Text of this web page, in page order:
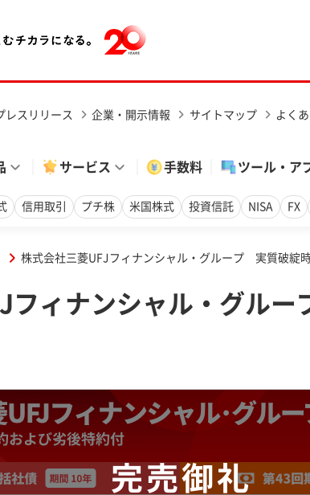
レスリリース 企業・開示情報 サイトマップ よく
サービス 手数料 ツール・ア
信用取引 プチ株 米国株式 投資信託 NISA FX
株式会社三菱UFJフィナンシャル・グループ 実質破綻
フィナンシャル・グル